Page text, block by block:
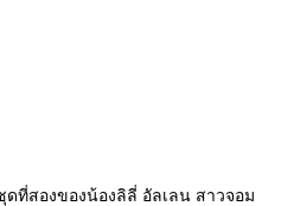
ที่สองของน้องลิลี่ อัลเลน สาวจอม